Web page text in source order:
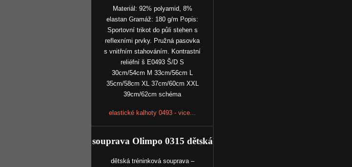
Materiál: 92% polyamid, 8%
elastan Gramáž: 180 g/m Popis:
Sportovní trikot do půli stehen s
reflexními prvky. Pružná pasovka
s vnitřním stahováním. Kontrastní
reliéfní š E0493 Š/D S
30cm/54cm M 33cm/56cm L
35cm/58cm XL 37cm/60cm XXL
39cm/62cm schéma
elastické kalhoty 0493 - vice...
souprava Olimpo 0315 dětská
dětská tréninková souprava –